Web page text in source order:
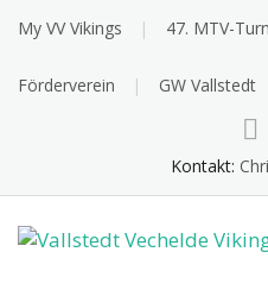
My VV Vikings 47. MTV-
Förderverein GW Vallstedt
Kontakt: